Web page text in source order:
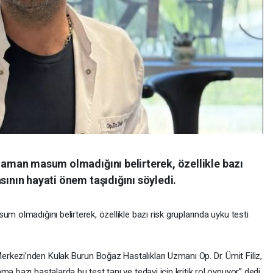
masum olmadığını belirterek, özellikle bazı
hayati önem taşıdığını söyledi.
olmadığını belirterek, özellikle bazı risk gruplarında uyku testi
Kulak Burun Boğaz Hastalıkları Uzmanı Op. Dr. Ümit Filiz,